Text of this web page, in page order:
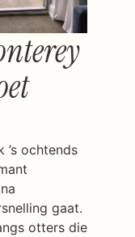
’s ochtends
gaat.
otters die